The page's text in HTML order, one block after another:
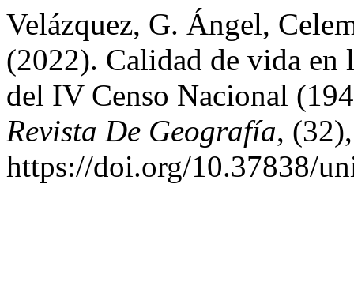
Velázquez, G. Ángel,
(2022). Calidad de vida en
del IV Censo Nacional
Revista De Geografía,
https://doi.org/10.37838/